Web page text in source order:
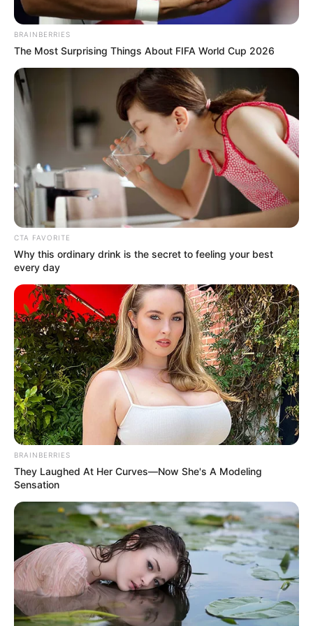
empezaron a reportar lo ocurrido por medio de las redes
sociales.
Quedé helada en mi cama. Fuerte en Santa Marta”
Sandra Granados.
Otra de las afectadas se pronunció a través de su cuenta
personal de Twitter, quien aseguró que,“Lo sentí, estaba
dormida y su rugido me despertó”, escribió en la red
social la usuaria Aury Lazcano.
Por su parte, Edgar Peraza, también escribió enTwitter:
“estoy en un octavo piso de un edificio ubicado en la
ciudad de Santa Marta, se movió bastante la cama, mi
esposa se puso nerviosa”
Le puede interesar:Un total de 150 mil barriles de petróleo
llegarán a la zona portuaria de Barranquilla
Entre tanto, las autoridades de atención de emergencias,
realizaron un barrido en la zona cercana al epicentro para
determinar si hubo pérdidas humanas o daños
materiales.Hasta el momento se reporta normalidad.
Con el apoyo de otras autoridades, en diferentes
municipios, se revisa si hubo consecuencias por el
movimiento telúrico.
COMPARTIR
ALERTA BOGOTÁ EN GOOGLE NEWS
TEMAS RELACIONADOS
NOTICIAS MAGDALENA SISMO MAGDALENA
BRAINBERRIES
The Most Surprising Things About FIFA World Cup 2026
CTA FAVORITE
Why this ordinary drink is the secret to feeling your best
every day
BRAINBERRIES
They Laughed At Her Curves—Now She's A Modeling
Sensation